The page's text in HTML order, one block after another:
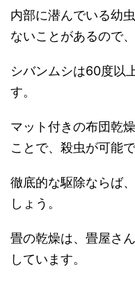
内部に潜んでいる幼
ないことがあるので
シバンムシは60度以
す。
マット付きの布団乾
ことで、殺虫が可能で
徹底的な駆除ならば
しょう。
畳の乾燥は、畳屋さ
しています。